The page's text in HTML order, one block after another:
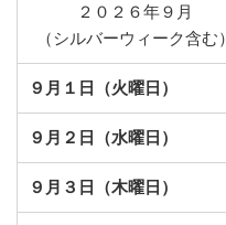
２０２６年９月
（シルバーウィーク含む）
９月１日（火曜日）
９月２日（水曜日）
９月３日（木曜日）